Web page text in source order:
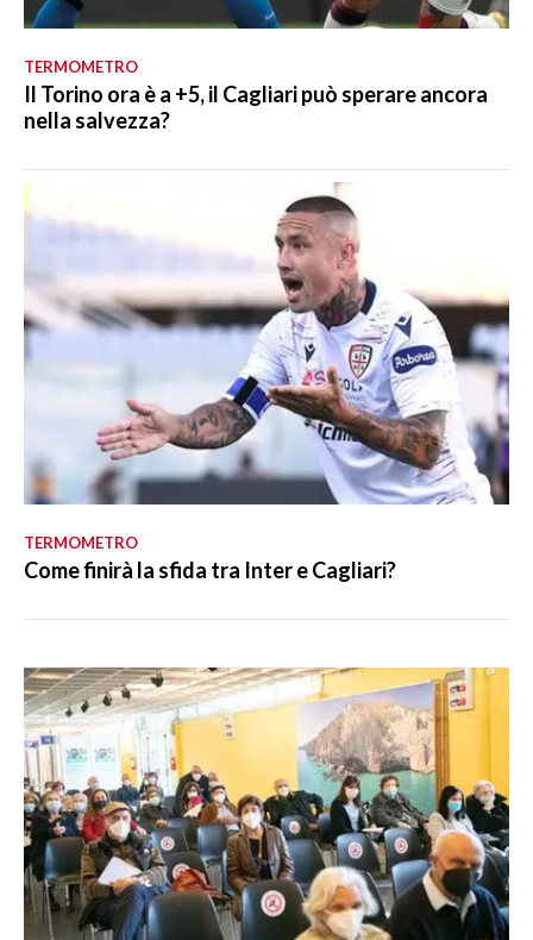
TERMOMETRO
Il Torino ora è a +5, il Cagliari può sperare ancora
nella salvezza?
TERMOMETRO
Come finirà la sfida tra Inter e Cagliari?